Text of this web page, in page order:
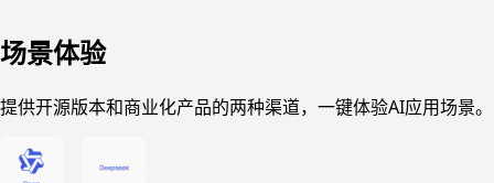
场景体验
提供开源版本和商业化产品的两种渠道，一键体验AI应用场景。